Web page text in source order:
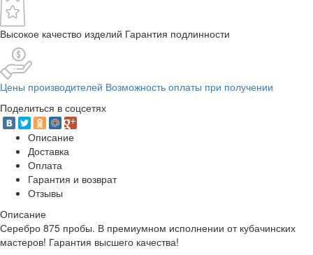
Высокое качество изделий Гарантия подлинности
Цены производителей Возможность оплаты при получении
Поделиться в соцсетях
Описание
Доставка
Оплата
Гарантия и возврат
Отзывы
Описание
Серебро 875 пробы. В премиумном исполнении от кубачинских
мастеров! Гарантия высшего качества!